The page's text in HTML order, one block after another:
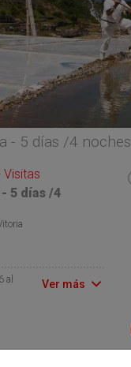
- 5 días /4 noches
Visitas
5 días /4
al
Ver más